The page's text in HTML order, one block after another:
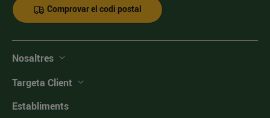
Comprovar el codi postal
Nosaltres
Targeta Client
Establiments